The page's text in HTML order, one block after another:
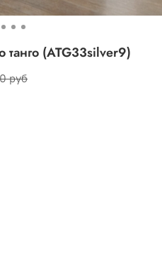
танго (ATG33silver9)
руб